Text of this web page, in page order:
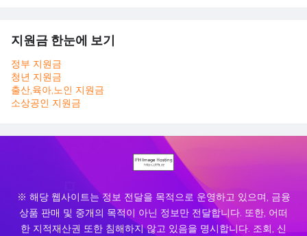
지원금 한눈에 보기
정부 지원금
청년 지원금
출산,육아,노인 지원금
소상공인 지원금
※ 해당 웹사이트는 정보 전달을 목적으로 운영하고 있으며, 금융
상품 판매 및 중개의 목적이 아닌 정보만 전달합니다. 또한, 어떠
한 지적재산권 또한 침해하지 않고 있음을 명시합니다. 조회, 신